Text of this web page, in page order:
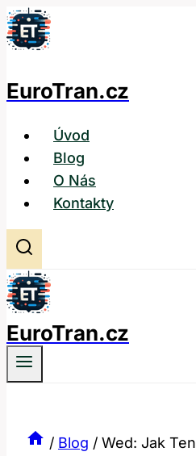
Přeskočit
na
EuroTran.cz
Úvod
Blog
O Nás
Kontakty
EuroTran.cz
/ Blog / Wed: Jak